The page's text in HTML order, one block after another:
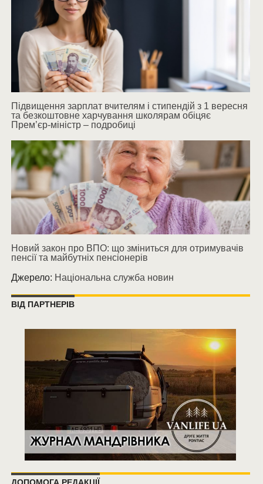
Підвищення зарплат вчителям і стипендій з 1 вересня
та безкоштовне харчування школярам обіцяє
Прем’єр-міністр – подробиці
Новий закон про ВПО: що зміниться для отримувачів
пенсії та майбутніх пенсіонерів
Джерело: Національна служба новин
ВІД ПАРТНЕРІВ